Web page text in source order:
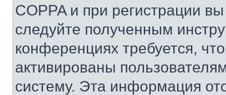
COPPA и при регистрации
следуйте полученным
конференциях требуется,
активированы
систему. Эта информация